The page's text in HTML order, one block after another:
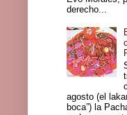
derecho...
agosto (el
boca”) la